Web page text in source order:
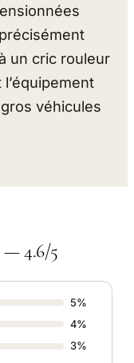
un cric rouleur
véhicules
— 4.6/5
5%
4%
3%